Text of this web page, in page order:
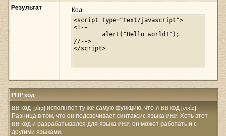
Результат Код:
<script type="text/javascript">
<!--
//-->
</script>
PHP код
BB код [php] исполняет ту же самую функцию, что и BB код [code].
Разница в том, что он подсвечивает синтаксис языка PHP. Хоть этот
BB код и разрабатывался для языка PHP, он может работать и с
другими языками.